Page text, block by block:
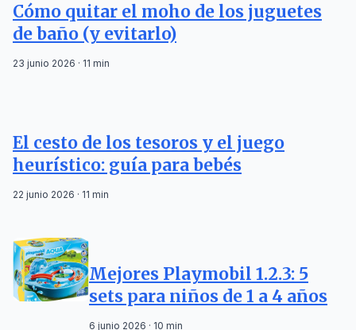
Cómo quitar el moho de los juguetes
de baño (y evitarlo)
23 junio 2026 · 11 min
El cesto de los tesoros y el juego
heurístico: guía para bebés
22 junio 2026 · 11 min
Mejores Playmobil 1.2.3: 5
sets para niños de 1 a 4 años
6 junio 2026 · 10 min